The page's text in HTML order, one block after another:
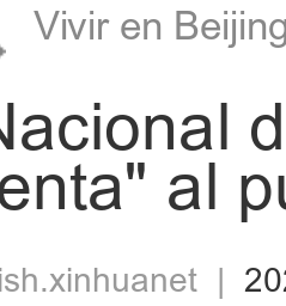
Vivir en
al
|